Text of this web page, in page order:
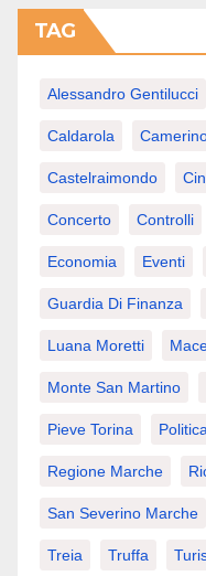
TAG
Alessandro Gentilucci
Caldarola
Castelraimondo
Concerto Controlli
Economia Eventi
Guardia Di Finanza
Luana Moretti
Monte San Martino
Pieve Torina Politica
Regione Marche
San Severino Marche
Treia Truffa